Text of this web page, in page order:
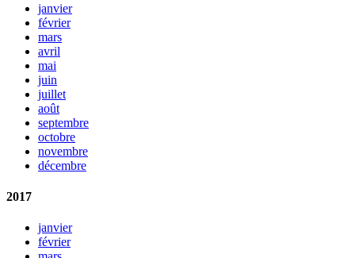
janvier
février
mars
avril
mai
juin
juillet
août
septembre
octobre
novembre
décembre
2017
janvier
février